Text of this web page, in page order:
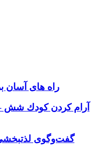
راه های آسان
آرام كردن كودك شش
گفت‌وگوی لذتبخشی